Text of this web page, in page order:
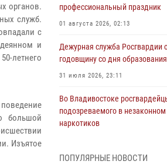
органов.
служб.
с
и
летнего
большой
Изъятое
профессиональный праздник
01 августа 2026, 02:13
Дежурная служба Росгвардии
годовщину со дня образования
31 июля 2026, 23:11
Во Владивостоке
подозреваемого в незаконном
наркотиков
Вопрос противодействия
ПОПУЛЯРНЫЕ НОВОСТИ